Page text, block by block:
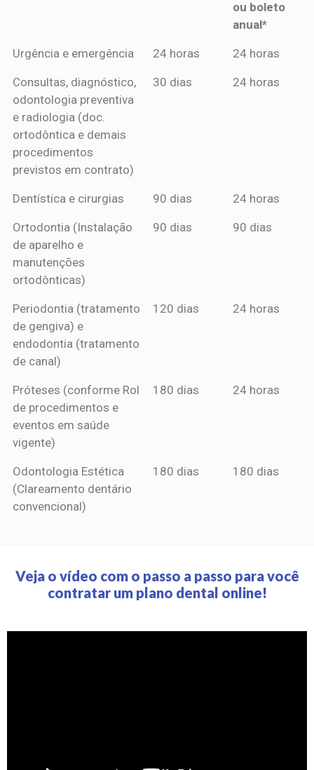
ou boleto
anual*
*Procedimentos Amil
*Pagamento
mensal*
*Pagamento
de crédito
Urgência e emergência 24 horas 24 horas
Consultas, diagnóstico,
odontologia preventiva
e radiologia (doc.
ortodôntica e demais
procedimentos
previstos em contrato)
30 dias 24 horas
Dentística e cirurgias 90 dias 24 horas
Ortodontia (Instalação
de aparelho e
manutenções
ortodônticas)
90 dias 90 dias
Periodontia (tratamento
de gengiva) e
endodontia (tratamento
de canal)
120 dias 24 horas
Próteses (conforme Rol
de procedimentos e
eventos em saúde
vigente)
180 dias 24 horas
Odontologia Estética
(Clareamento dentário
convencional)
180 dias 180 dias
Veja o vídeo com o passo a passo para você
contratar um plano dental online!